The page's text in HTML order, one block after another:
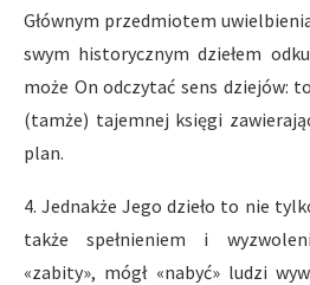
Głównym przedmiotem
swym historycznym dziełem
może On odczytać sens dziejów:
(tamże) tajemnej księgi
plan.
4. Jednakże Jego dzieło to nie
także spełnieniem i
«zabity», mógł «nabyć» ludzi